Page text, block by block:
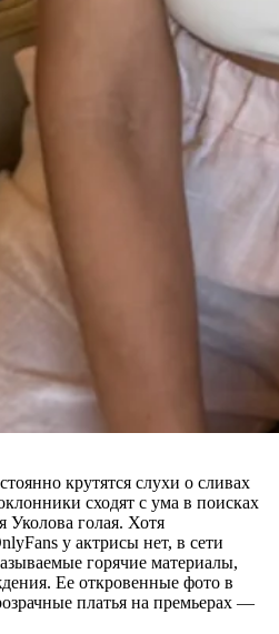
крутятся слухи о сливах
сходят с ума в поисках
Уколова голая. Хотя
у актрисы нет, в сети
горячие материалы,
Ее откровенные фото в
платья на премьерах —